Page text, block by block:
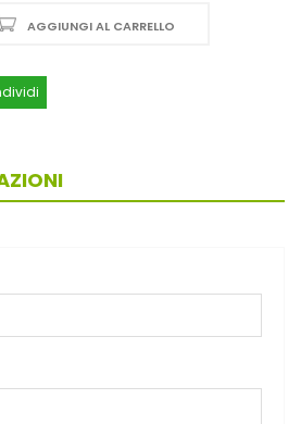
AGGIUNGI AL CARRELLO